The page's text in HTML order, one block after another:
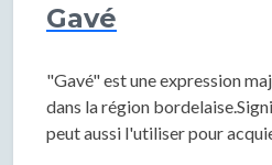
Gavé
"Gavé" est une expression
dans la région
peut aussi l'utiliser pour